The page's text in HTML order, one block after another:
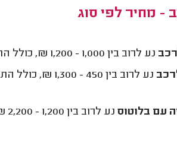
- מחיר לפי סוג
נע לרוב בין 1,000 - 1,200 ₪, כולל התקנה.
נע לרוב בין
עם בלוטוס